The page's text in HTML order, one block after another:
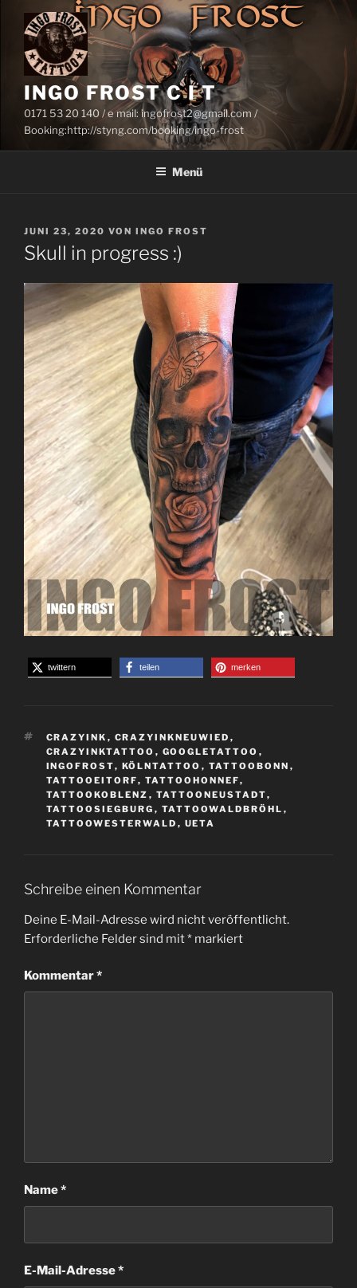
Inhalt
springen
INGO FROST C I T
0171 53 20 140 / e mail: ingofrost2@gmail.com /
Booking:http://styng.com/booking/ingo-frost
Menü
VERÖFFENTLICHT
AM
JUNI 23, 2020 VON INGO FROST
Skull in progress :)
twittern teilen merken
SCHLAGWÖRTER
CRAZYINK , CRAZYINKNEUWIED ,
CRAZYINKTATTOO , GOOGLETATTOO ,
INGOFROST, KÖLNTATTOO , TATTOOBONN ,
TATTOOEITORF, TATTOOHONNEF,
TATTOOKOBLENZ , TATTOONEUSTADT,
TATTOOSIEGBURG , TATTOOWALDBRÖHL ,
TATTOOWESTERWALD , UETA
Schreibe einen Kommentar
Deine E-Mail-Adresse wird nicht veröffentlicht.
Erforderliche Felder sind mit* markiert
Kommentar*
Name*
E-Mail-Adresse*